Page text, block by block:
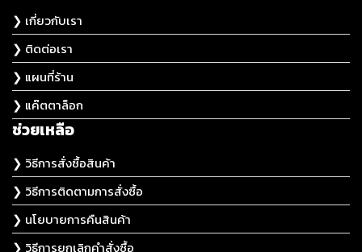
❯ เกี่ยวกับเรา
❯ ติดต่อเรา
❯ แผนที่ร้าน
❯ แค๊ตตาล็อก
ช่วยเหลือ
❯ วิธีการสั่งซื้อสินค้า
❯ วิธีการติดตามการสั่งซื้อ
❯ นโยบายการคืนสินค้า
❯ วิธีการยกเลิกคำสั่งซื้อ